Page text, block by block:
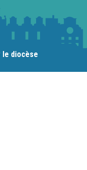
le diocèse